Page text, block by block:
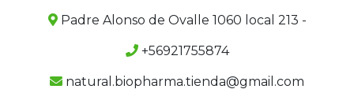
Padre Alonso de Ovalle 1060 local 213 -
+56921755874
natural.biopharma.tienda@gmail.com